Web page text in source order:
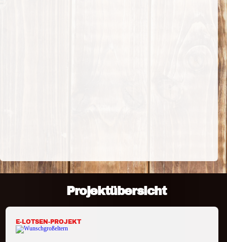
Projektübersicht
E-LOTSEN-PROJEKT